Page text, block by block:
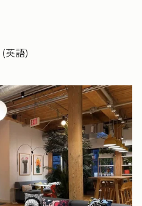
(英語)